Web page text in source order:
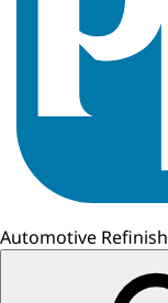
Automotive Refinish